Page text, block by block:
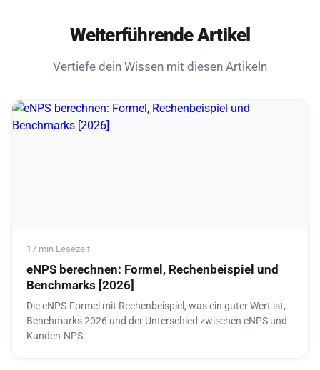
Weiterführende Artikel
Vertiefe dein Wissen mit diesen Artikeln
17 min Lesezeit
eNPS berechnen: Formel, Rechenbeispiel und
Benchmarks [2026]
Die eNPS-Formel mit Rechenbeispiel, was ein guter Wert ist,
Benchmarks 2026 und der Unterschied zwischen eNPS und
Kunden-NPS.